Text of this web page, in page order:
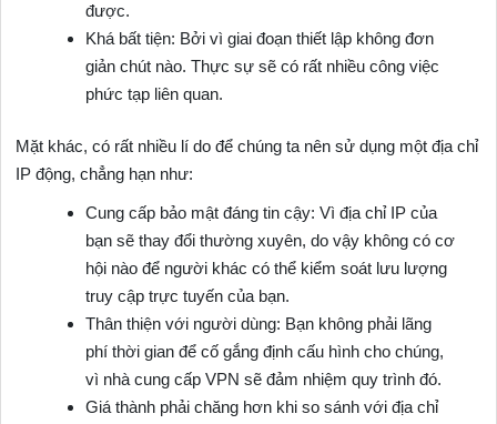
được.
Khá bất tiện: Bởi vì giai đoạn thiết lập không đơn
giản chút nào. Thực sự sẽ có rất nhiều công việc
phức tạp liên quan.
Mặt khác, có rất nhiều lí do để chúng ta nên sử dụng một địa chỉ
IP động, chẳng hạn như:
Cung cấp bảo mật đáng tin cậy: Vì địa chỉ IP của
bạn sẽ thay đổi thường xuyên, do vậy không có cơ
hội nào để người khác có thể kiểm soát lưu lượng
truy cập trực tuyến của bạn.
Thân thiện với người dùng: Bạn không phải lãng
phí thời gian để cố gắng định cấu hình cho chúng,
vì nhà cung cấp VPN sẽ đảm nhiệm quy trình đó.
Giá thành phải chăng hơn khi so sánh với địa chỉ